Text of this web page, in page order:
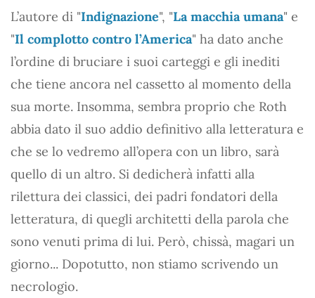
L’autore di "Indignazione", "La macchia umana" e
"Il complotto contro l’America" ha dato anche
l’ordine di bruciare i suoi carteggi e gli inediti
che tiene ancora nel cassetto al momento della
sua morte. Insomma, sembra proprio che Roth
abbia dato il suo addio definitivo alla letteratura e
che se lo vedremo all’opera con un libro, sarà
quello di un altro. Si dedicherà infatti alla
rilettura dei classici, dei padri fondatori della
letteratura, di quegli architetti della parola che
sono venuti prima di lui. Però, chissà, magari un
giorno... Dopotutto, non stiamo scrivendo un
necrologio.